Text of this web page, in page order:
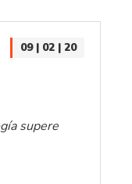
09 | 02 | 20
supere